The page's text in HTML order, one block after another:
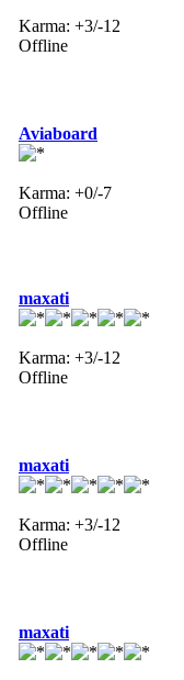
Karma: +3/-12
Offline
Aviaboard
Karma: +0/-7
Offline
maxati
Karma: +3/-12
Offline
maxati
Karma: +3/-12
Offline
maxati